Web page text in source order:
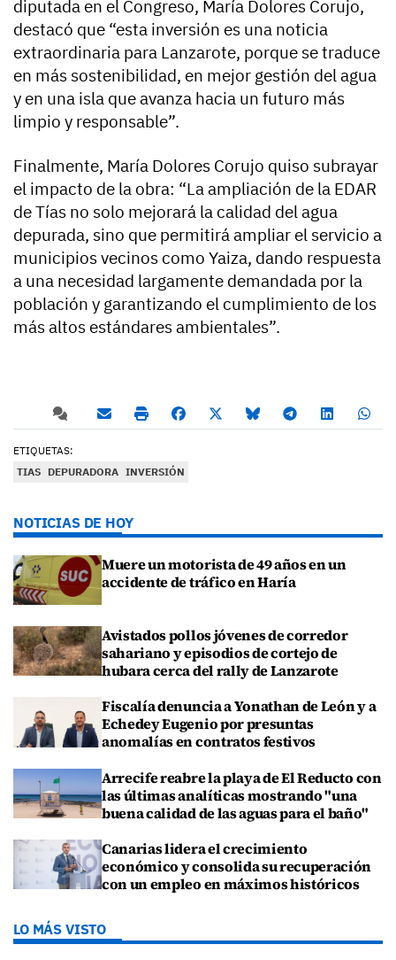
diputada en el Congreso, María Dolores Corujo,
destacó que “esta inversión es una noticia
extraordinaria para Lanzarote, porque se traduce
en más sostenibilidad, en mejor gestión del agua
y en una isla que avanza hacia un futuro más
limpio y responsable”.
Finalmente, María Dolores Corujo quiso subrayar
el impacto de la obra: “La ampliación de la EDAR
de Tías no solo mejorará la calidad del agua
depurada, sino que permitirá ampliar el servicio a
municipios vecinos como Yaiza, dando respuesta
a una necesidad largamente demandada por la
población y garantizando el cumplimiento de los
más altos estándares ambientales”.
ETIQUETAS:
TIAS DEPURADORA INVERSIÓN
NOTICIAS DE HOY
Muere un motorista de 49 años en un
accidente de tráfico en Haría
Avistados pollos jóvenes de corredor
sahariano y episodios de cortejo de
hubara cerca del rally de Lanzarote
Fiscalía denuncia a Yonathan de León y a
Echedey Eugenio por presuntas
anomalías en contratos festivos
Arrecife reabre la playa de El Reducto con
las últimas analíticas mostrando "una
buena calidad de las aguas para el baño"
Canarias lidera el crecimiento
económico y consolida su recuperación
con un empleo en máximos históricos
LO MÁS VISTO